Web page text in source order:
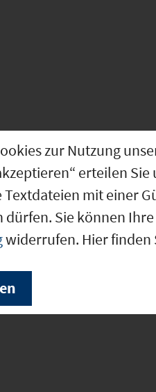
zur Nutzung
erteilen
mit einer
Sie können
widerrufen. Hier